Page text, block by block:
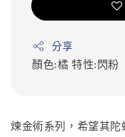
分享
顏色:橘 特性:閃粉
煉金術系列，希望其